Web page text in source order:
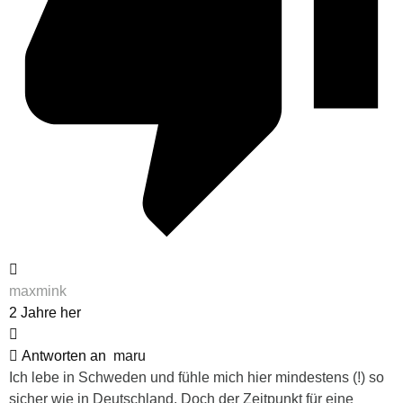
maxmink
2 Jahre her
Antworten an maru
Ich lebe in Schweden und fühle mich hier mindestens (!) so
sicher wie in Deutschland. Doch der Zeitpunkt für eine